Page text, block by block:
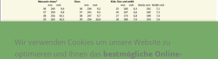
Wir verwenden Cookies um unsere Website zu
optimieren und Ihnen das bestmögliche Online-